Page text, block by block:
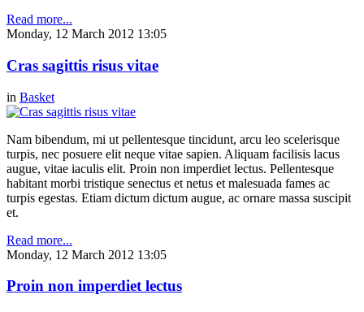
Read more...
Monday, 12 March 2012 13:05
Cras sagittis risus vitae
in Basket
Nam bibendum, mi ut pellentesque tincidunt, arcu leo scelerisque
turpis, nec posuere elit neque vitae sapien. Aliquam facilisis lacus
augue, vitae iaculis elit. Proin non imperdiet lectus. Pellentesque
habitant morbi tristique senectus et netus et malesuada fames ac
turpis egestas. Etiam dictum dictum augue, ac ornare massa suscipit
et.
Read more...
Monday, 12 March 2012 13:05
Proin non imperdiet lectus